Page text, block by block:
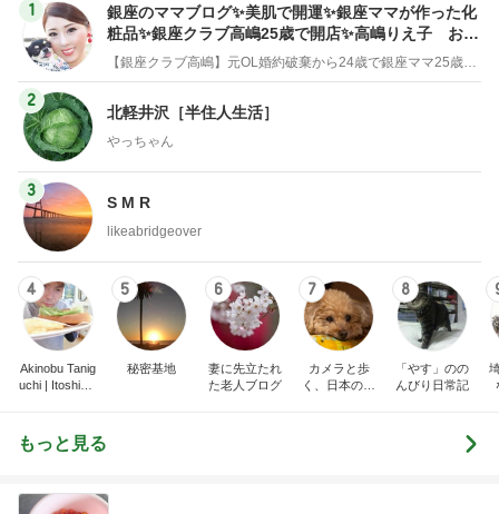
1
銀座のママブログ✨美肌で開運✨銀座ママが作った化
粧品✨銀座クラブ高嶋25歳で開店✨高嶋りえ子 お着
物でエルメス バーキン コーデ
2
北軽井沢［半住人生活］
やっちゃん
3
S M R
likeabridgeover
4
Akinobu Tanig
uchi | Itoshima
5
秘密基地
6
妻に先立たれ
た老人ブログ
7
カメラと歩
く、日本の風
8
「やす」のの
んびり日常記
もっと見る